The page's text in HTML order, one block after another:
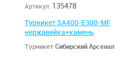
Артикул: 135478
Турникет SA400-E300-MF
нержавейка+камень
ТурникетСибирский Арсенал